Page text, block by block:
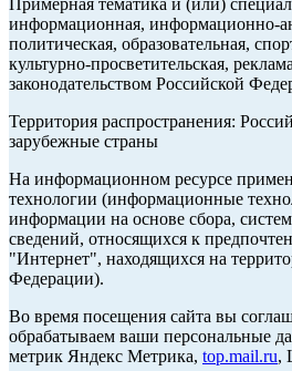
Примерная тематика и (или)
информационная, информационно-
политическая, образовательная,
культурно-просветительская,
законодательством Российской
Территория распространения:
зарубежные страны
На информационном ресурсе
технологии (информационные
информации на основе сбора,
сведений, относящихся к
"Интернет", находящихся на
Федерации).
Во время посещения сайта вы
обрабатываем ваши персональные
метрик Яндекс Метрика, top.mail.ru,